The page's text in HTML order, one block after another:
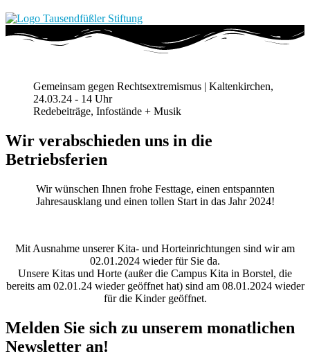
Gemeinsam gegen Rechtsextremismus | Kaltenkirchen,
24.03.24 - 14 Uhr
Redebeiträge, Infostände + Musik
Wir verabschieden uns in die
Betriebsferien
Wir wünschen Ihnen frohe Festtage, einen entspannten
Jahresausklang und einen tollen Start in das Jahr 2024!
Mit Ausnahme unserer Kita- und Horteinrichtungen sind wir am
02.01.2024 wieder für Sie da.
Unsere Kitas und Horte (außer die Campus Kita in Borstel, die
bereits am 02.01.24 wieder geöffnet hat) sind am 08.01.2024 wieder
für die Kinder geöffnet.
Melden Sie sich zu unserem monatlichen
Newsletter an!